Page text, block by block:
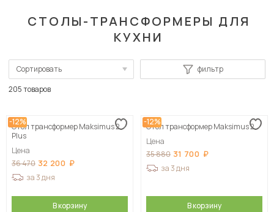
СТОЛЫ-ТРАНСФОРМЕРЫ ДЛЯ
КУХНИ
Сортировать
Сначала дорогие
фильтр
205 товаров
-12%
Стол трансформер Maksimus 2
Plus
Цена
36 470 32 200
за 3 дня
В корзину
-12%
Стол трансформер Maksimus 2
Цена
35 880 31 700
за 3 дня
В корзину